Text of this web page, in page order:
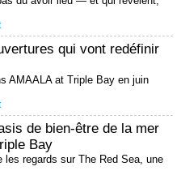
qui vont redéfinir
AMAALA at Triple Bay en juin
de bien-être de la mer
Bay
les regards sur The Red Sea, une